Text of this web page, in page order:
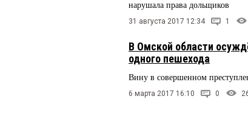
нарушала права дольщиков
31 августа 2017 12:34 1
В Омской области
одного пешехода
Вину в совершенном
6 марта 2017 16:10 0